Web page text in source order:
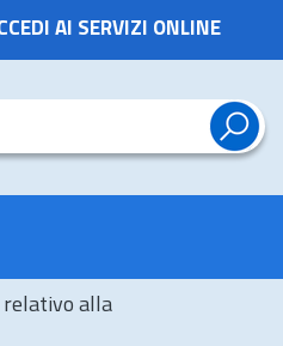
AI SERVIZI ONLINE
relativo alla